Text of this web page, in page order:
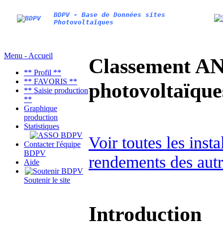
BDPV - Base de Données sites
Photovoltaïques
Menu - Accueil
** Profil **
** FAVORIS **
** Saisie production
**
Graphique
production
Statistiques
Contacter l'équipe
BDPV
Aide
Soutenir le site
Classement
Voir toutes les
rendements des
Introduction